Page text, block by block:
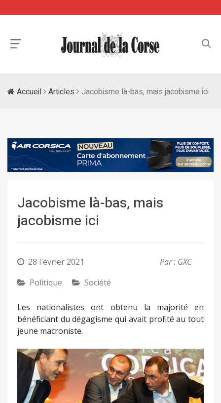
Accueil Articles Jacobisme là-bas, mais jacobisme ici
Jacobisme là-bas, mais
jacobisme ici
28 Février 2021
Par : GXC
Politique
Société
Les nationalistes ont obtenu la majorité en
bénéficiant du dégagisme qui avait profité au tout
jeune macroniste.